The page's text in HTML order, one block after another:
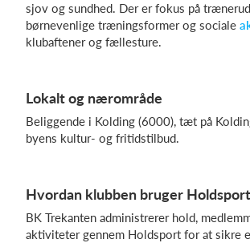
sjov og sundhed. Der er fokus på
børnevenlige træningsformer og sociale
klubaftener og fællesture.
Lokalt og nærområde
Beliggende i Kolding (6000), tæt på
byens kultur- og fritidstilbud.
Hvordan klubben bruger Holdsport
BK Trekanten administrerer hold,
aktiviteter gennem Holdsport for at sikre